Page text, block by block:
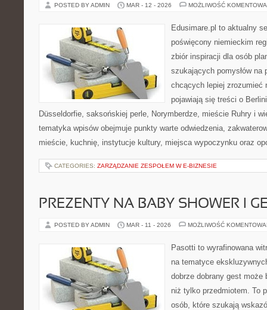
POSTED BY ADMIN MAR - 12 - 2026 MOŻLIWOŚĆ
Edusimare.pl to aktualny
poświęcony niemieckim
zbiór inspiracji dla osób
szukających pomysłów na
chcących lepiej zrozumieć
pojawiają się treści o
Düsseldorfie, saksońskiej perle, Norymberdze, mieście Ruhry i
tematyka wpisów obejmuje punkty warte odwiedzenia,
mieście, kuchnię, instytucje kultury, miejsca wypoczynku oraz
CATEGORIES: ZARZĄDZANIE ZESPOŁEM W E-BIZNESIE
PREZENTY NA BABY SHOWER I
POSTED BY ADMIN MAR - 11 - 2026 MOŻLIWOŚĆ
Pasotti to wyrafinowana
na tematyce
dobrze dobrany gest
niż tylko przedmiotem. To
osób, które szukają